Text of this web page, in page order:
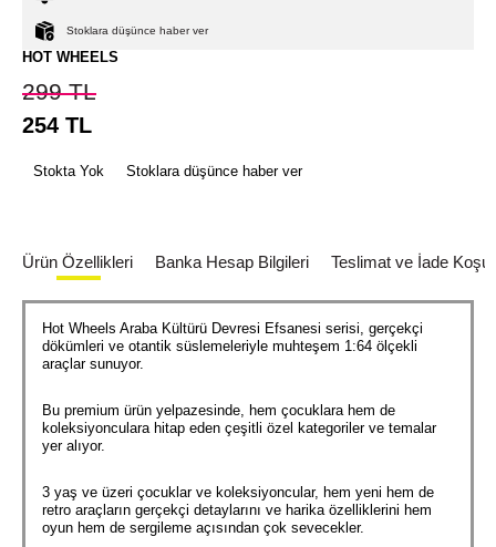
Stoklara düşünce haber ver
HOT WHEELS
299TL
254 TL
Stokta Yok Stoklara düşünce haber ver
Ürün Özellikleri Banka Hesap Bilgileri Teslimat ve İade
Hot Wheels Araba Kültürü Devresi Efsanesi serisi, gerçekçi
dökümleri ve otantik süslemeleriyle muhteşem 1:64 ölçekli
araçlar sunuyor.
Bu premium ürün yelpazesinde, hem çocuklara hem de
koleksiyonculara hitap eden çeşitli özel kategoriler ve temalar
yer alıyor.
3 yaş ve üzeri çocuklar ve koleksiyoncular, hem yeni hem de
retro araçların gerçekçi detaylarını ve harika özelliklerini hem
oyun hem de sergileme açısından çok sevecekler.